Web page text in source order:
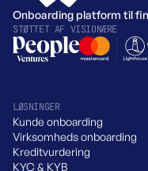
Onboarding platform til
STØTTET AF VISIONÆRE
LØSNINGER
Kunde onboarding
Virksomheds onboarding
Kreditvurdering
KYC & KYB